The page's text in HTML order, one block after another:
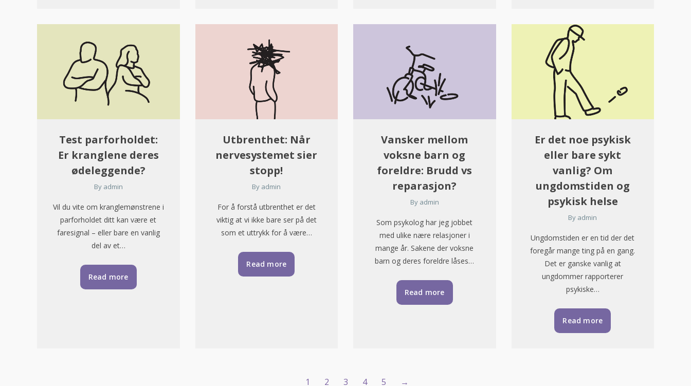
Test parforholdet:
Er kranglene deres
ødeleggende?
By admin
Vil du vite om kranglemønstrene i
parforholdet ditt kan være et
faresignal – eller bare en vanlig
del av et…
Read more
Utbrenthet: Når
nervesystemet sier
stopp!
By admin
For å forstå utbrenthet er det
viktig at vi ikke bare ser på det
som et uttrykk for å være…
Read more
Vansker mellom
voksne barn og
foreldre: Brudd vs
reparasjon?
By admin
Som psykolog har jeg jobbet
med ulike nære relasjoner i
mange år. Sakene der voksne
barn og deres foreldre låses…
Read more
Er det noe psykisk
eller bare sykt
vanlig? Om
ungdomstiden og
psykisk helse
By admin
Ungdomstiden er en tid der det
foregår mange ting på en gang.
Det er ganske vanlig at
ungdommer rapporterer
psykiske…
Read more
1 2 3 4 5 →